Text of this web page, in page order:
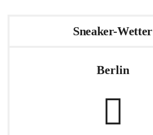
Sneaker-Wetter
Berlin